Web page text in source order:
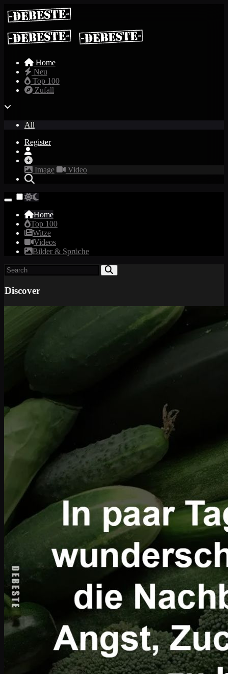
Home
Neu
Top 100
Zufall
All
Register
Image Video
Home
Top 100
Witze
Videos
Bilder & Sprüche
Discover